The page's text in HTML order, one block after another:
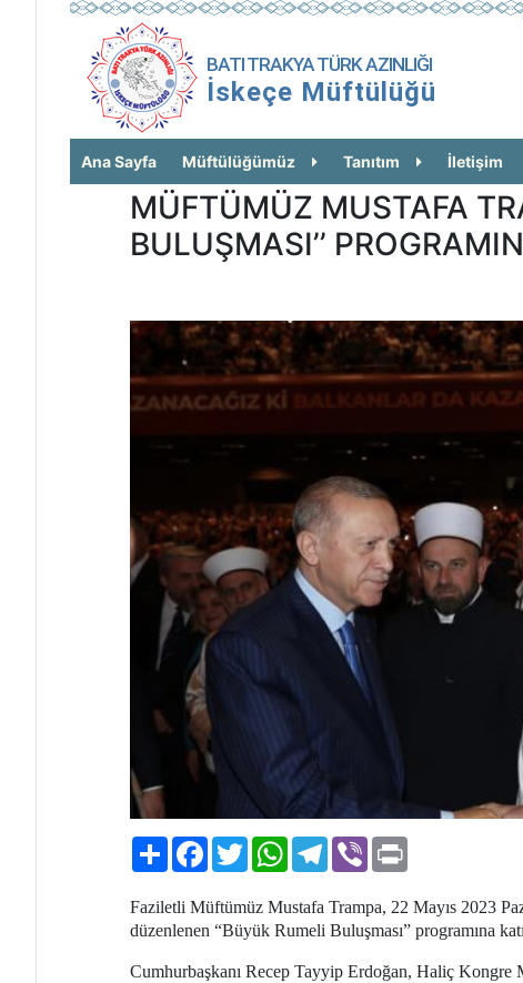
BATI TRAKYA TÜRK AZINLIĞI
İskeçe Müftülüğü
Ana Sayfa Müftülüğümüz Tanıtım İletişim
MÜFTÜMÜZ MUSTAFA
BULUŞMASI’’
PaylaşFacebook
TwitterWhatsAppTelegram
Viber
Faziletli Müftümüz Mustafa Trampa, 22 Mayıs 2023
düzenlenen “Büyük Rumeli Buluşması” programına
Cumhurbaşkanı Recep Tayyip Erdoğan, Haliç Kongre